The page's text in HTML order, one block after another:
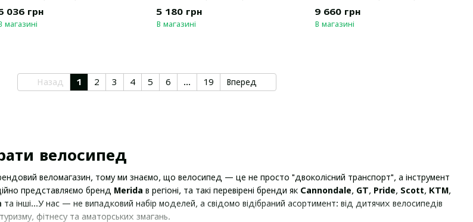
036 грн
магазині
5 180 грн
В магазині
9 660 грн
В магазині
Назад 1 2 3 4 5 6 ... 19 Вперед
велосипед
веломагазин, тому ми знаємо, що велосипед — це не просто "двоколісний транспорт", а інструмент
представляємо бренд Merida в регіоні, та такі перевірені бренди як Cannondale, GT, Pride, Scott, KTM,
та інші...У нас — не випадковий набір моделей, а свідомо відібраний асортимент: від дитячих велосипедів
фітнесу та аматорських змагань.